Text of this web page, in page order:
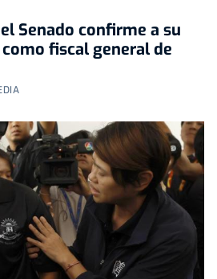
Senado confirme a su
fiscal general de